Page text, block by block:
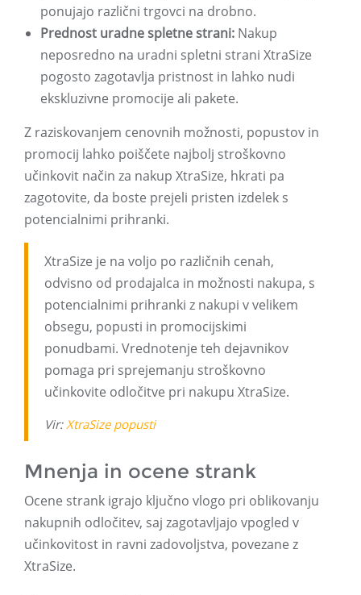
ponujajo različni trgovci na drobno.
Prednost uradne spletne strani: Nakup
neposredno na uradni spletni strani XtraSize
pogosto zagotavlja pristnost in lahko nudi
ekskluzivne promocije ali pakete.
Z raziskovanjem cenovnih možnosti, popustov in
promocij lahko poiščete najbolj stroškovno
učinkovit način za nakup XtraSize, hkrati pa
zagotovite, da boste prejeli pristen izdelek s
potencialnimi prihranki.
XtraSize je na voljo po različnih cenah,
odvisno od prodajalca in možnosti nakupa, s
potencialnimi prihranki z nakupi v velikem
obsegu, popusti in promocijskimi
ponudbami. Vrednotenje teh dejavnikov
pomaga pri sprejemanju stroškovno
učinkovite odločitve pri nakupu XtraSize.
Vir:XtraSize popusti
Mnenja in ocene strank
Ocene strank igrajo ključno vlogo pri oblikovanju
nakupnih odločitev, saj zagotavljajo vpogled v
učinkovitost in ravni zadovoljstva, povezane z
XtraSize.